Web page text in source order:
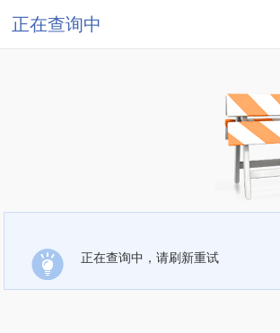
正在查询中
正在查询中，请刷新重试